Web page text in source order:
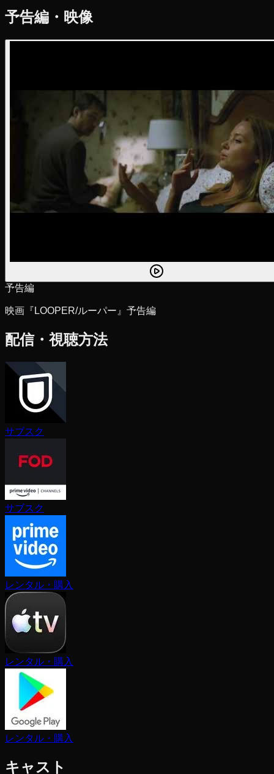
予告編・映像
予告編
映画『LOOPER/ルーパー』予告編
配信・視聴方法
サブスク
サブスク
レンタル・購入
レンタル・購入
レンタル・購入
キャスト